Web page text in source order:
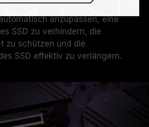
anzupassen, eine
SSD zu verhindern, die
zu schützen und die
SSD effektiv zu verlängern.